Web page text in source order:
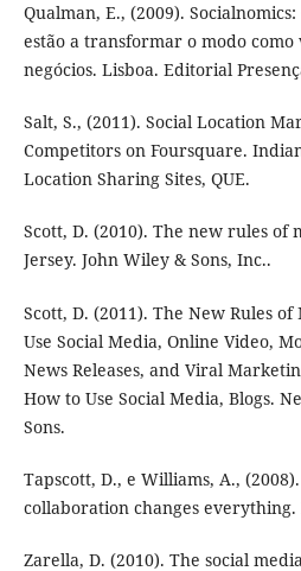
Qualman, E., (2009).
estão a transformar o modo como
negócios. Lisboa. Editorial
Salt, S., (2011). Social Location
Competitors on Foursquare.
Location Sharing Sites, QUE.
Scott, D. (2010). The new rules of
Jersey. John Wiley & Sons, Inc..
Scott, D. (2011). The New Rules
Use Social Media, Online Video,
News Releases, and Viral
How to Use Social Media, Blogs.
Sons.
Tapscott, D., e Williams, A.,
collaboration changes
Zarella, D. (2010). The social